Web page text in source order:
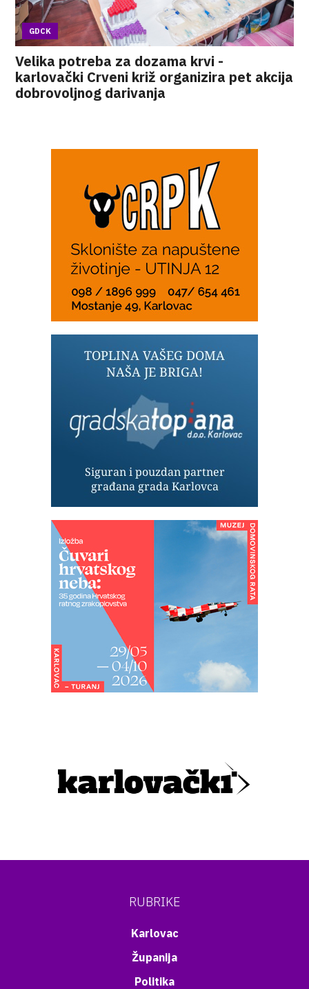
GDCK
Velika potreba za dozama krvi -
karlovački Crveni križ organizira pet akcija
dobrovoljnog darivanja
RUBRIKE
Karlovac
Županija
Politika